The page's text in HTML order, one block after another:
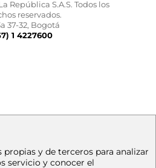
República S.A.S. Todos los
reservados.
37-32, Bogotá
1 4227600
propias y de terceros para analizar
servicio y conocer el